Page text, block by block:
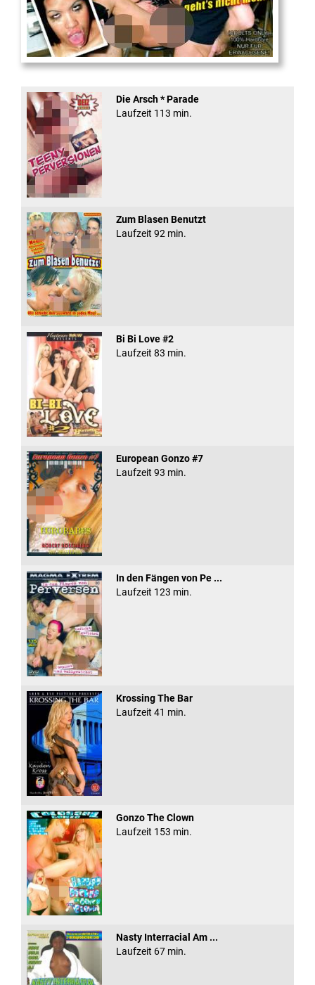
Fickt den Schlampen ...
Die Arsch * Parade
Laufzeit 113 min.
Zum Blasen Benutzt
Laufzeit 92 min.
Bi Bi Love #2
Laufzeit 83 min.
European Gonzo #7
Laufzeit 93 min.
In den Fängen von Pe ...
Laufzeit 123 min.
Krossing The Bar
Laufzeit 41 min.
Gonzo The Clown
Laufzeit 153 min.
Nasty Interracial Am ...
Laufzeit 67 min.